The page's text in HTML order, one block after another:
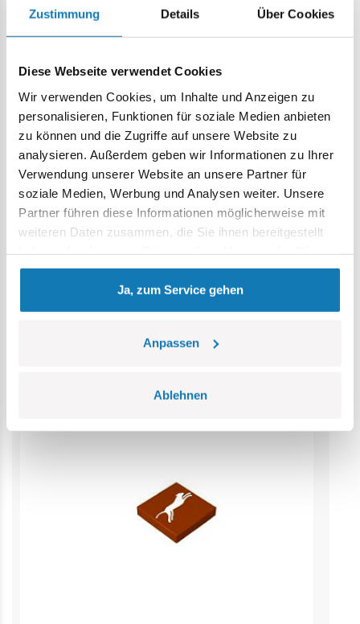
Zustimmung Details Über Cookies
Diese Webseite verwendet Cookies
Wir verwenden Cookies, um Inhalte und Anzeigen zu
personalisieren, Funktionen für soziale Medien anbieten
zu können und die Zugriffe auf unsere Website zu
analysieren. Außerdem geben wir Informationen zu Ihrer
Verwendung unserer Website an unsere Partner für
soziale Medien, Werbung und Analysen weiter. Unsere
Partner führen diese Informationen möglicherweise mit
weiteren Daten zusammen, die Sie ihnen bereitgestellt
gesammelt haben.
Ja, zum Service gehen
Anpassen
Ablehnen
Altersgruppe:
Lokalizacja produktu:
Warnung
Achtung: Nicht für Kinder unter 36 Monaten geeignet.
Erstickungsgefahr. Kleine Teile könnten verschluckt
werden. Wir empfehlen, die Verpackung als Referenz
aufzubewahren. Modell und Farben können leicht von der
Abbildung abweichen.
Kategorie Bestseller